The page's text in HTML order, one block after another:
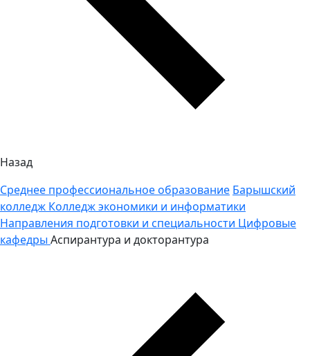
Назад
Среднее профессиональное образование Барышский
колледж Колледж экономики и информатики
Направления подготовки и специальности Цифровые
кафедры Аспирантура и докторантура